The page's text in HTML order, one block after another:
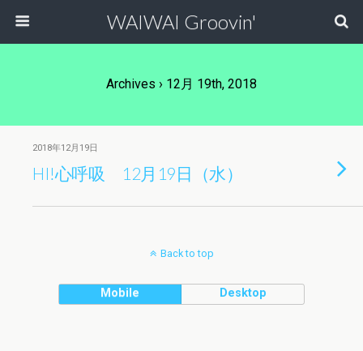
WAIWAI Groovin'
Archives › 12月 19th, 2018
2018年12月19日
HI!心呼吸 12月19日（水）
Back to top
Mobile Desktop